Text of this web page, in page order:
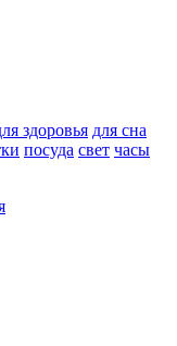
здоровья для сна
посуда свет часы